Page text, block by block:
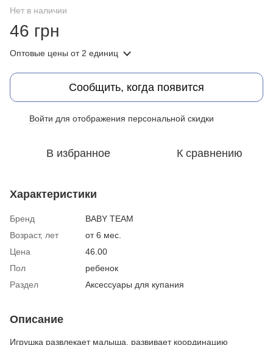
Нет в наличии
46 грн
Оптовые цены от 2 единиц
Сообщить, когда появится
Войти для отображения персональной скидки
В избранное К сравнению
Характеристики
Бренд
BABY TEAM
Возраст, лет
от 6 мес.
Цена
46.00
Пол
ребенок
Раздел
Аксессуары для купания
Описание
Игрушка развлекает малыша, развивает координацию